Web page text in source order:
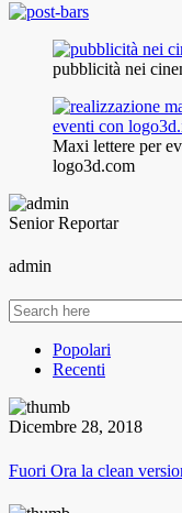
pubblicità nei
Maxi lettere per
logo3d.com
Senior Reportar
admin
Popolari
Recenti
Dicembre 28, 2018
Fuori Ora la clean